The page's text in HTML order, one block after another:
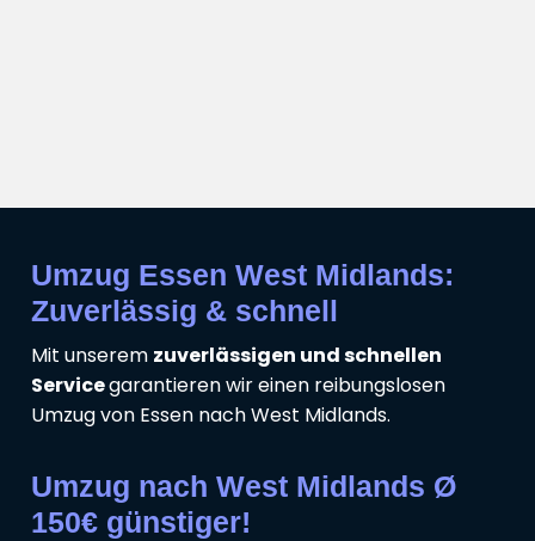
Umzug Essen West Midlands:
Zuverlässig & schnell
Mit unserem zuverlässigen und schnellen
Servicegarantieren wir einen reibungslosen
Umzug von Essen nach West Midlands.
Umzug nach West Midlands Ø
150€ günstiger!